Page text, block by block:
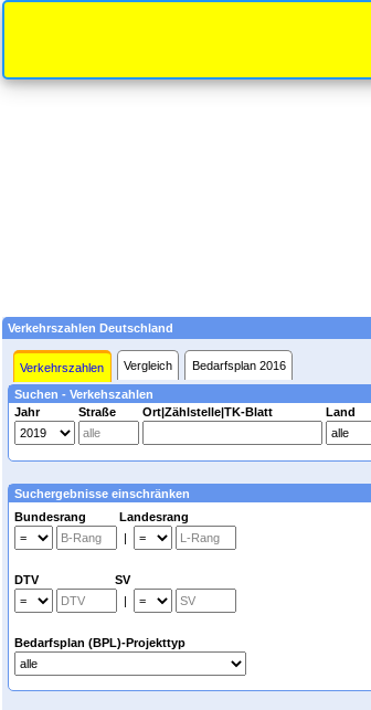
Verkehrszahlen Deutschland
Verkehrszahlen Vergleich Bedarfsplan 2016
Suchen - Verkehszahlen
Jahr
Straße Ort|Zählstelle|TK-Blatt Land
Suchergebnisse einschränken
Bundesrang Landesrang
|
DTV SV
|
Bedarfsplan (BPL)-Projekttyp